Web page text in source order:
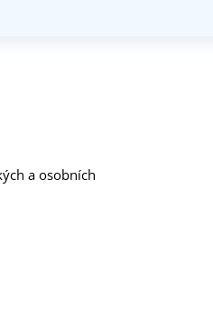
a osobních